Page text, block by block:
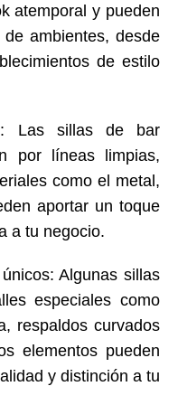
atemporal y pueden
ambientes, desde
de estilo
: Las sillas de bar
por líneas limpias,
como el metal,
aportar un toque
a tu negocio.
: Algunas sillas
especiales como
respaldos curvados
elementos pueden
y distinción a tu